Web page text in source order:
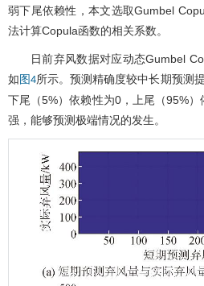
弱下尾依赖性，本文选取Gumbel
法计算Copula函数的相关系数。
日前弃风数据对应动态Gumbel
如 图4所示。预测精确度较中长期预测
下尾（5%）依赖性为0，上尾（95%
强，能够预测极端情况的发生。